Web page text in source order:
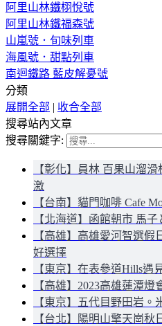
阿里山林鐵栩悅號
阿里山林鐵福森號
山嵐號．旬味列車
海風號．甜點列車
南迴鐵路 藍皮解憂號
分類
展開全部 | 收合全部
搜尋站內文章
搜尋關鍵字:
【彰化】員林 百果山溜
激
【台南】貓門咖啡 Cafe
【北海道】函館朝市 馬子
【高雄】高雄愛河智選假
好選擇
【東京】在表參道Hills遇
【高雄】2023高雄蓮潭
【東京】五代目野田岩
【台北】陽明山擎天崗秋